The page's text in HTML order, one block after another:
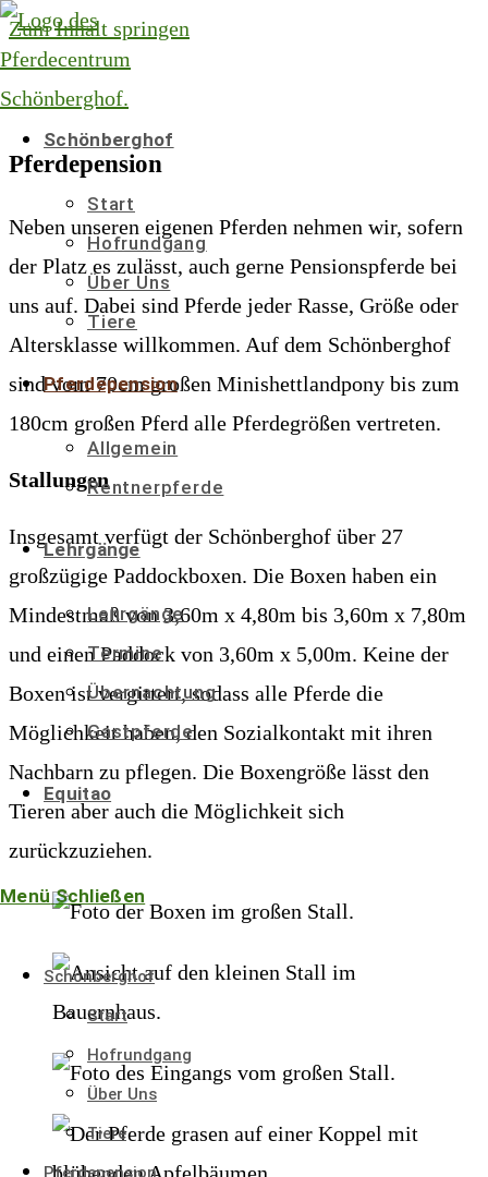
Zum Inhalt springen
Schönberghof
Start
Hofrundgang
Über Uns
Tiere
Pferdepension
Allgemein
Rentnerpferde
Lehrgänge
Lehrgänge
Termine
Übernachtung
Gastpferde
Equitao
Menü Schließen
Schönberghof
Start
Hofrundgang
Über Uns
Tiere
Pferdepension
Pferdepension
Neben unseren eigenen Pferden nehmen wir, sofern
der Platz es zulässt, auch gerne Pensionspferde bei
uns auf. Dabei sind Pferde jeder Rasse, Größe oder
Altersklasse willkommen. Auf dem Schönberghof
sind vom 70cm großen Minishettlandpony bis zum
180cm großen Pferd alle Pferdegrößen vertreten.
Stallungen
Insgesamt verfügt der Schönberghof über 27
großzügige Paddockboxen. Die Boxen haben ein
Mindestmaß von 3,60m x 4,80m bis 3,60m x 7,80m
und einen Paddock von 3,60m x 5,00m. Keine der
Boxen ist vergittert, sodass alle Pferde die
Möglichkeit haben, den Sozialkontakt mit ihren
Nachbarn zu pflegen. Die Boxengröße lässt den
Tieren aber auch die Möglichkeit sich
zurückzuziehen.